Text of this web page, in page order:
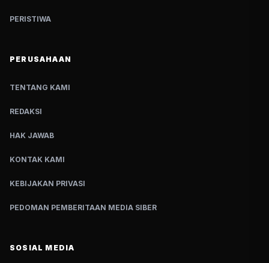
PERISTIWA
PERUSAHAAN
TENTANG KAMI
REDAKSI
HAK JAWAB
KONTAK KAMI
KEBIJAKAN PRIVASI
PEDOMAN PEMBERITAAN MEDIA SIBER
SOSIAL MEDIA